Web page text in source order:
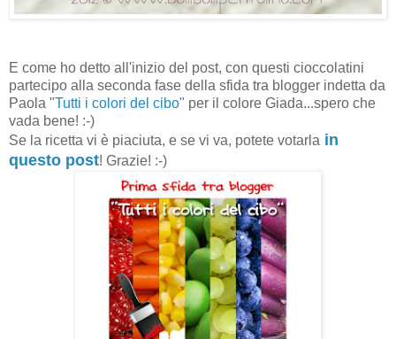
E come ho detto all'inizio del post, con questi cioccolatini
partecipo alla seconda fase della sfida tra blogger indetta da
Paola "Tutti i colori del cibo" per il colore Giada...spero che
vada bene! :-)
Se la ricetta vi è piaciuta, e se vi va, potete votarla in
questo post! Grazie! :-)